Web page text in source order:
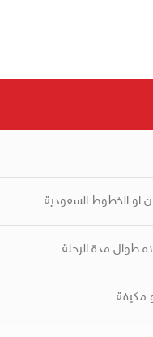
او الخطوط السعودية
طوال مدة الرحلة
و مكيفة